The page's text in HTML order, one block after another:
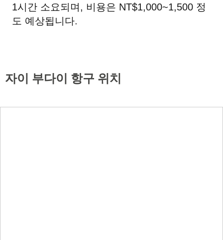
1시간 소요되며, 비용은 NT$1,000~1,500 정
도 예상됩니다.
자이 부다이 항구 위치